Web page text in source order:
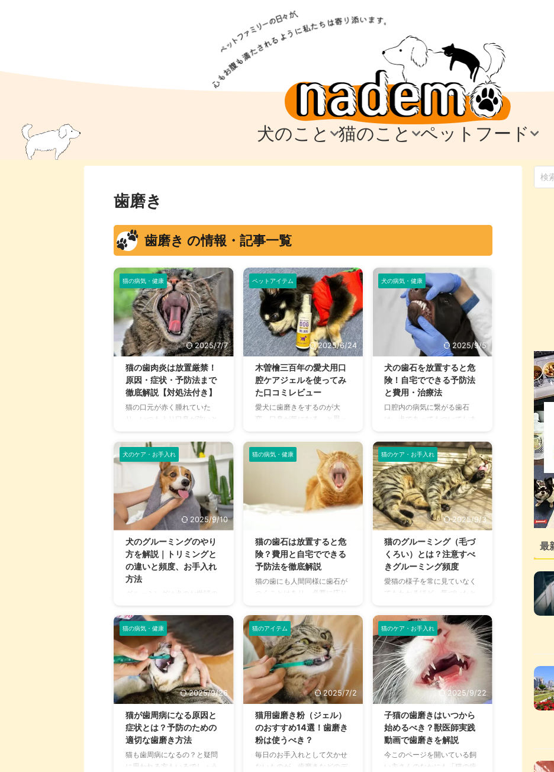
犬のこと
犬のこと
犬のしつけ
猫のこと
猫のこと
猫のしつけ
ペットフード
ペットフード
歯磨き
歯磨き の情報・記事一覧
猫の病気・健康
2025/7/7
猫の歯肉炎は放置厳禁！
原因・症状・予防法まで
徹底解説【対処法付き】
猫の口元が赤く腫れていた
り、いつもより口臭が強いと
感じたことはありませんか？
それは「歯肉炎」のサインか
もしれません。 歯肉炎は軽度
に見えても、進行すると歯周
病や内臓疾患に繋がることも
ある怖い病気。 この記事で
は、猫の歯肉炎に関連する症
状や原因、効果的な治療・予
防法を、飼い主目線でわかり
やすくまとめました。 実体験
に基づいたケア方法や通院の
目安も紹介しているので、ぜ
ひ最後までご覧ください。 こ
の記事の結論 猫の歯肉炎は進
ア習慣が歯肉炎予防の鍵とな
る 自宅 ...
ペットアイテム
2025/6/24
木曽檜三百年の愛犬用口
腔ケアジェルを使ってみ
た口コミレビュー
愛犬に歯磨きをするのが大
変、口臭が気になる、と思っ
たことはありませんか？ 歯磨
きを毎日するのは大変だし、
なかなか慣れてくれずお手上
げ状態という方は多いはず。
今回はそんな方におすすめの
「愛犬用口腔ケアジェル」を
ご紹介！ 人間用の歯磨きも手
掛けている企業から誕生した
な特徴や効果があるのか、詳
しく解説します。 木曽檜の愛
犬用口腔ケアジェルとは 木曽
檜の愛犬用口腔ケアジェル
は、木曽檜三百年という企業
の歯磨きジェルを販売してお
り、シ ...
犬の病気・健康
2025/9/5
犬の歯石を放置すると危
険！自宅でできる予防法
と費用・治療法
口腔内の病気に繋がる歯石
は、犬であってもついてしま
うもので、気軽に放置はでき
ません。 「日本人は歯の健康
に対する意識が低い」とも言
われており、愛犬の歯の健康
についても考えたことがない
人だっているでしょう。 しか
し、歯（口腔内）の病気は体
中に悪影響を与えるため、軽
視できるものではありませ
ん。 その中でも今回は、すで
にできてしまった愛犬の歯石
について、どうすべきか、歯
石除去や費用についてまとめ
ました。 この記事の結論 犬も
になる 犬は歯垢から歯石に変
わる期間が ...
犬のケア・お手入れ
2025/9/10
犬のグルーミングのやり
方を解説｜トリミングと
の違いと頻度、お手入れ
方法
グルーミングは犬のお世話の
ひとつとして、また猫では毛
づくろいという意味として、
聞いたことがあるでしょう。
通常、グルーミングは動物が
体の衛生や機能維持を保つた
めに行われる、行動のことの
ひとつ。 これが犬に対して
は、『犬のお世話の種類』と
して知られており、「グルー
ミングって何をするの？」と
思っている人もいるのではな
いでしょうか。 いずれにして
もグルーミング=健康維持の
ためであり、愛犬の健康を維
猫の病気・健康
猫の歯石は放置すると危
険？費用と自宅でできる
予防法を徹底解説
猫の歯にも人間同様に歯石が
つくことはあり、必要に応じ
て治療も行うことになりま
す。 歯石を取るためには大変
な作業が必要になり、手軽に
行えるようなものでもありま
せん。 なぜ猫の歯石は取る必
要があるのか、そうした疑問
の解消からひとつずつご紹介
します。 病院で愛猫の歯石取
りを行う際には、どれくらい
の費用がかかるのか、詳しく
まとめました。 この記事の結
論 猫であってもデンタルケア
はとても重要で、しないと歯
石がつき始めることになる 歯
猫のケア・お手入れ
2025/9/3
猫のグルーミング（毛づ
くろい）とは？注意すべ
きグルーミング頻度
愛猫の様子を常に見ていなく
てもわかるほど、気づいたと
きには毛づくろいをしている
ものです。 この毛づくろいが
グルーミングのことで、猫は1
日の20％～30％を毛づくろい
に費やしていると言われてい
るほど。 なぜそこまでグルー
ミングをするのか、その理由
や過剰なほどにしていない
か、適切な状態についても解
説しています。 グルーミング
は大事なことである一方で、
グルーミングのしすぎは危険
なこともあります。 この記事
の結論 猫は自分でグルーミン
猫の病気・健康
2025/9/26
猫が歯周病になる原因と
症状とは？予防のための
適切な歯磨き方法
猫も歯周病になるの？と疑問
に思われる方もいるでしょう
猫のアイテム
2025/7/2
猫用歯磨き粉（ジェル）
のおすすめ14選！歯磨き
粉は使うべき？
毎日のお手入れとして欠かせ
ないものが、歯磨きなどのデ
猫のケア・お手入れ
2025/9/22
子猫の歯磨きはいつから
始めるべき？獣医師実践
動画で歯磨きを解説
今このページを開いている飼
い主さんのなかにも「猫の歯
最